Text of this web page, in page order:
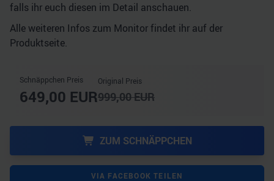
falls ihr euch diesen im Detail anschauen.
Alle weiteren Infos zum Monitor findet ihr auf der
Produktseite.
Schnäppchen Preis
649,00 EUR
Original Preis
999,00EUR
ZUM SCHNÄPPCHEN
VIA FACEBOOK TEILEN